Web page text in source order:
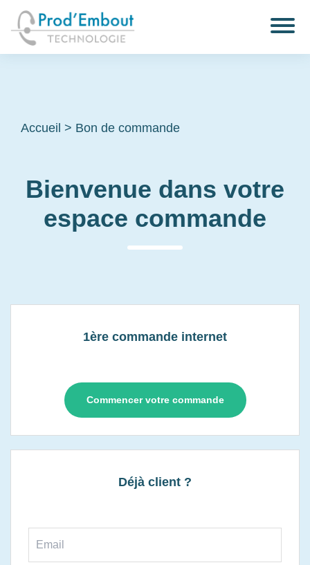
Accueil > Bon de commande
Bienvenue dans votre
espace commande
1ère commande internet
Commencer votre commande
Déjà client ?